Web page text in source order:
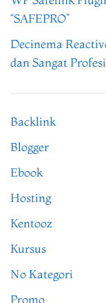
“SAFEPRO”
Decinema
dan Sangat
Backlink
Blogger
Ebook
Hosting
Kentooz
Kursus
No Kategori
Promo